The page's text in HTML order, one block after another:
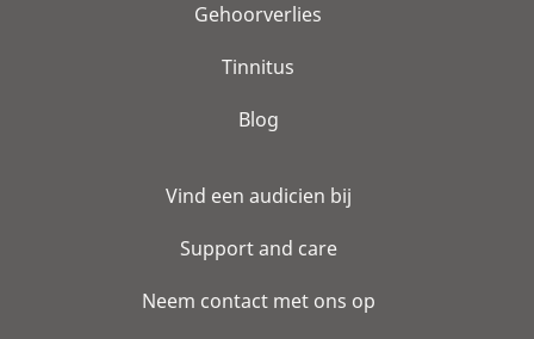
Gehoorverlies
Tinnitus
Blog
Vind een audicien bij
Support and care
Neem contact met ons op